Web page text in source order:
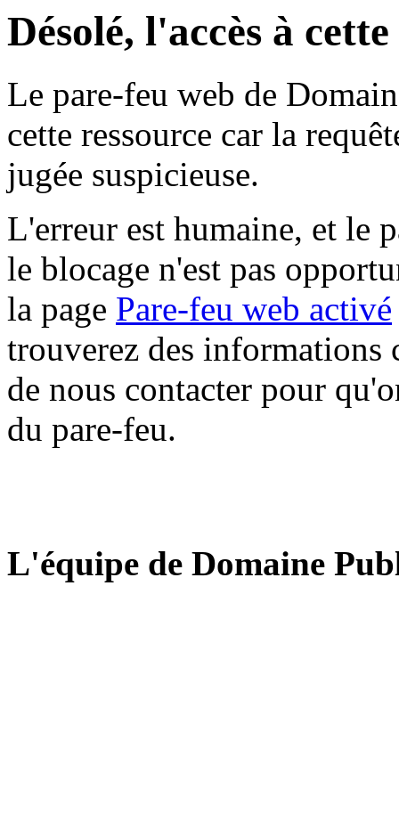
Désolé, l'accès à
Le pare-feu web de
cette ressource car la
jugée suspicieuse.
L'erreur est humaine, et le
le blocage n'est pas
la page Pare-feu web activé
trouverez des informations
de nous contacter pour
du pare-feu.
L'équipe de Domaine